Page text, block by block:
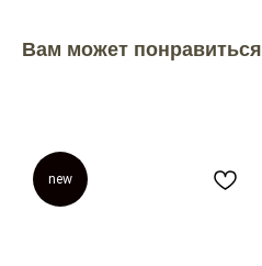
Вам может понравиться
new